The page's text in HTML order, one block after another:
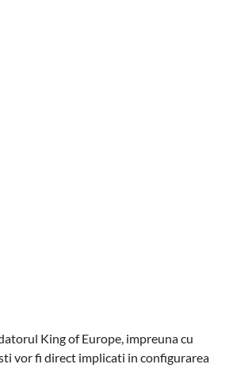
King of Europe, impreuna cu
vor fi direct implicati in configurarea